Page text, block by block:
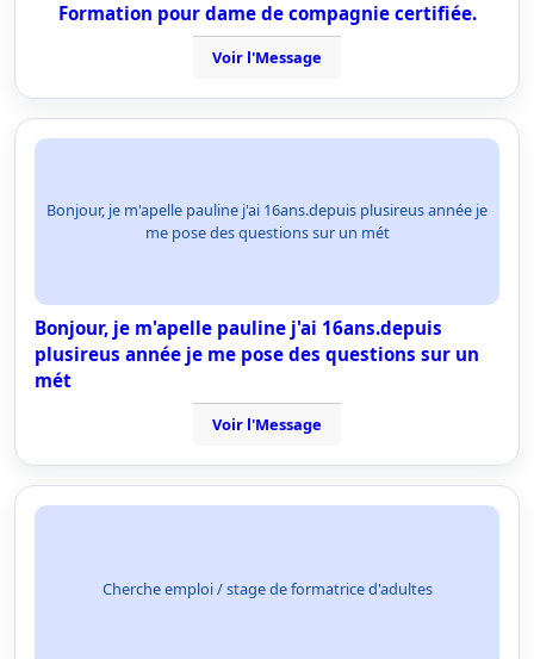
Formation pour dame de compagnie certifiée.
Voir l'Message
Bonjour, je m'apelle pauline j'ai 16ans.depuis plusireus année je
me pose des questions sur un mét
Bonjour, je m'apelle pauline j'ai 16ans.depuis
plusireus année je me pose des questions sur un
mét
Voir l'Message
Cherche emploi / stage de formatrice d'adultes